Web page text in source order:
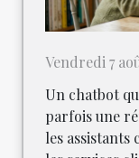
Vendredi 7
Un chatbot
parfois une
les assistants